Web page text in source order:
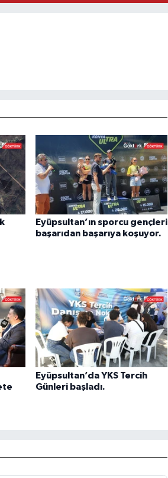
Eyüpsultan’ın sporcu gençleri
başarıdan başarıya koşuyor.
Eyüpsultan’da YKS Tercih
Günleri başladı.